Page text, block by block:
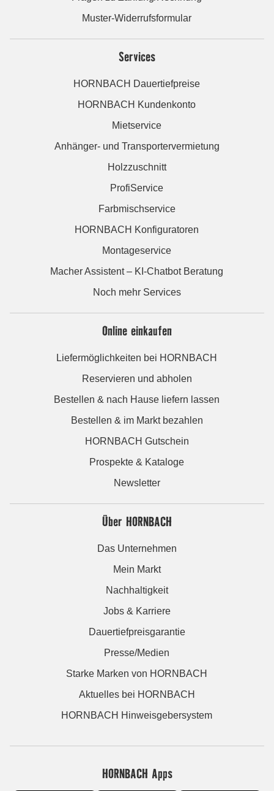
Muster-Widerrufsformular
Services
HORNBACH Dauertiefpreise
HORNBACH Kundenkonto
Mietservice
Anhänger- und Transportervermietung
Holzzuschnitt
ProfiService
Farbmischservice
HORNBACH Konfiguratoren
Montageservice
Macher Assistent – KI-Chatbot Beratung
Noch mehr Services
Online einkaufen
Liefermöglichkeiten bei HORNBACH
Reservieren und abholen
Bestellen & nach Hause liefern lassen
Bestellen & im Markt bezahlen
HORNBACH Gutschein
Prospekte & Kataloge
Newsletter
Über HORNBACH
Das Unternehmen
Mein Markt
Nachhaltigkeit
Jobs & Karriere
Dauertiefpreisgarantie
Presse/Medien
Starke Marken von HORNBACH
Aktuelles bei HORNBACH
HORNBACH Hinweisgebersystem
HORNBACH Apps